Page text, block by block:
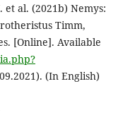
et al. (2021b) Nemys:
Timm,
[Online]. Available
(In English)